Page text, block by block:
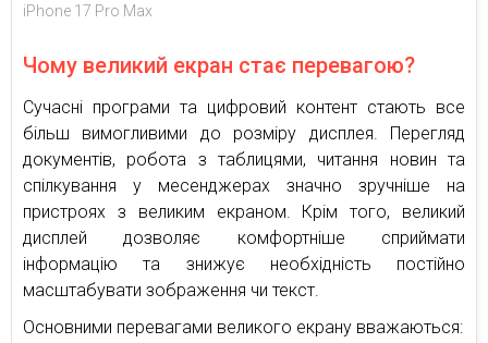
iPhone 17 Pro Max
Чому великий екран стає перевагою?
Сучасні програми та цифровий контент стають все
більш вимогливими до розміру дисплея. Перегляд
документів, робота з таблицями, читання новин та
спілкування у месенджерах значно зручніше на
пристроях з великим екраном. Крім того, великий
дисплей дозволяє комфортніше сприймати
інформацію та знижує необхідність постійно
масштабувати зображення чи текст.
Основними перевагами великого екрану вважаються: